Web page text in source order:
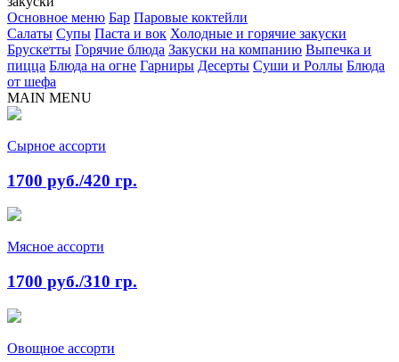
Основное меню Бар Паровые коктейли
Салаты Супы Паста и вок Холодные и горячие закуски
Брускетты Горячие блюда Закуски на компанию Выпечка и
пицца Блюда на огне Гарниры Десерты Суши и Роллы Блюда
от шефа
MAIN MENU
Сырное ассорти
1700 руб./420 гр.
Мясное ассорти
1700 руб./310 гр.
Овощное ассорти